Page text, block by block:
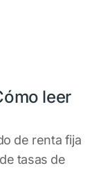
leer
de renta fija
tasas de